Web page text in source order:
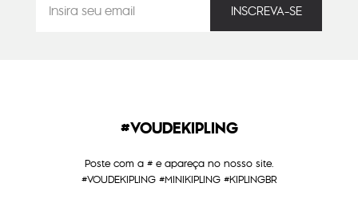
#VOUDEKIPLING
Poste com a # e apareça no nosso site.
#VOUDEKIPLING #MINIKIPLING #KIPLINGBR